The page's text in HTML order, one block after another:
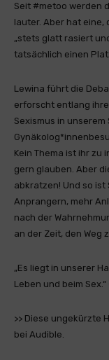
Seit #metoo werden
lauter. Aber hat eine,
„stets glatt rasiert
tatsächlich einen
Lewina führt die
erforscht entlang
Sexismus in
Kein Thema ist ihr zu
gern glauben. Aber
abkratzen! Und so ist
Anprangern, mehr
nach der
an der Zeit, den Weg
„Es liegt in unserer
Leben und beim
>> Diese ungekürzte
bei Audible.